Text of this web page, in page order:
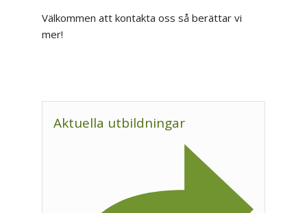
Välkommen att kontakta oss så berättar vi
mer!
Aktuella utbildningar